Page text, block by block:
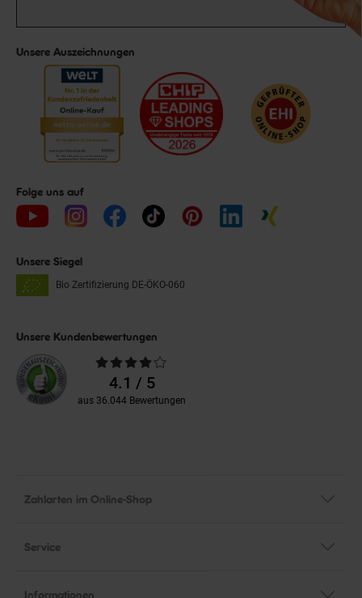
Unsere Auszeichnungen
Folge uns auf
Unsere Siegel
Bio Zertifizierung DE-ÖKO-060
Unsere Kundenbewertungen
Durchschnittliche
Bewertungen4.1 / 5
aus 36.044 Bewertungen